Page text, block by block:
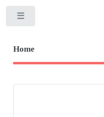
Home